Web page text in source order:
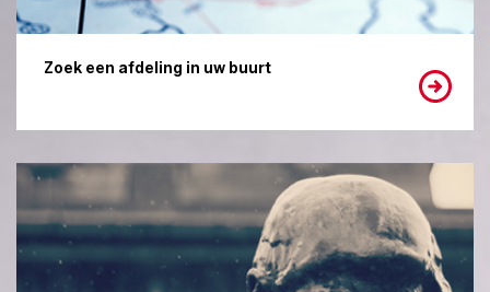
Zoek een afdeling in uw buurt